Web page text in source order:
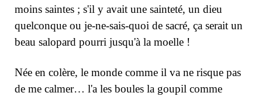
moins saintes ; s'il y avait une sainteté, un dieu
quelconque ou je-ne-sais-quoi de sacré, ça serait un
beau salopard pourri jusqu'à la moelle !
Née en colère, le monde comme il va ne risque pas
de me calmer… l'a les boules la goupil comme